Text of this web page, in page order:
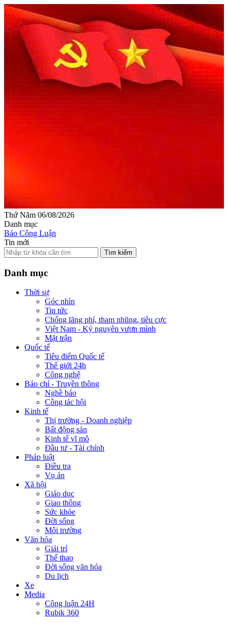
Thứ Năm 06/08/2026
Danh mục
Báo Công Luận
Tin mới
Tìm kiếm
Danh mục
Thời sự
Góc nhìn
Tin tức
Chống lãng phí, tham nhũng, tiêu cực
Việt Nam - Kỷ nguyên vươn mình
Mặt trận
Quốc tế
Tiêu điểm Quốc tế
Thế giới 24h
Công nghệ
Báo chí - Truyền thông
Nghề báo
Công tác hội
Kinh tế
Thị trường - Doanh nghiệp
Bất động sản
Kinh tế vĩ mô
Đầu tư - Tài chính
Pháp luật
Điều tra
Vụ án
Xã hội
Giáo dục
Giao thông
Sức khỏe
Đời sống
Môi trường
Văn hóa
Giải trí
Thể thao
Đời sống văn hóa
Du lịch
Xe
Media
Công luận 24H
Rubik 360